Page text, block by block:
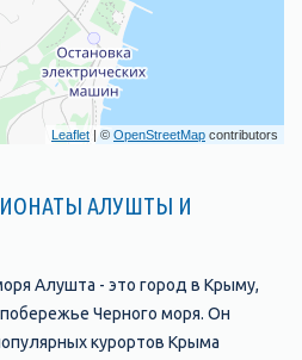
Leaflet | © OpenStreetMap contributors
АЛУШТЫ И
Алушта - это город в Крыму,
Черного моря. Он
курортов Крыма